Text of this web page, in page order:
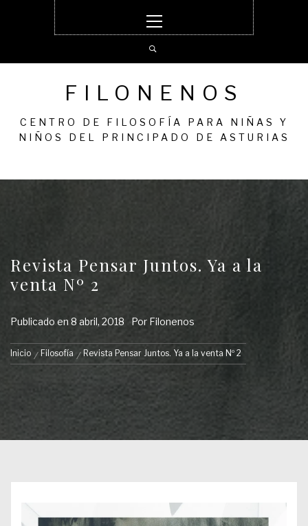
principal
FILONENOS
CENTRO DE FILOSOFÍA PARA NIÑAS Y
NIÑOS DEL PRINCIPADO DE ASTURIAS
Revista Pensar Juntos. Ya a la
venta Nº 2
Publicado en 8 abril, 2018 Por Filonenos
Inicio Filosofía Revista Pensar Juntos. Ya a la venta Nº 2